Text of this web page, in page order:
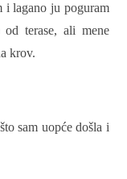
i lagano ju poguram
terase, ali mene
krov.
sam uopće došla i